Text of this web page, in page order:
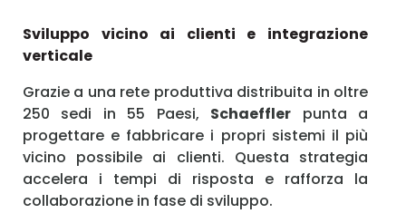
Sviluppo vicino ai clienti e integrazione
verticale
Grazie a una rete produttiva distribuita in oltre
250 sedi in 55 Paesi, Schaeffler punta a
progettare e fabbricare i propri sistemi il più
vicino possibile ai clienti. Questa strategia
accelera i tempi di risposta e rafforza la
collaborazione in fase di sviluppo.